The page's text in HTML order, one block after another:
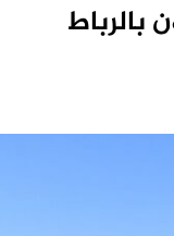
بالرباط